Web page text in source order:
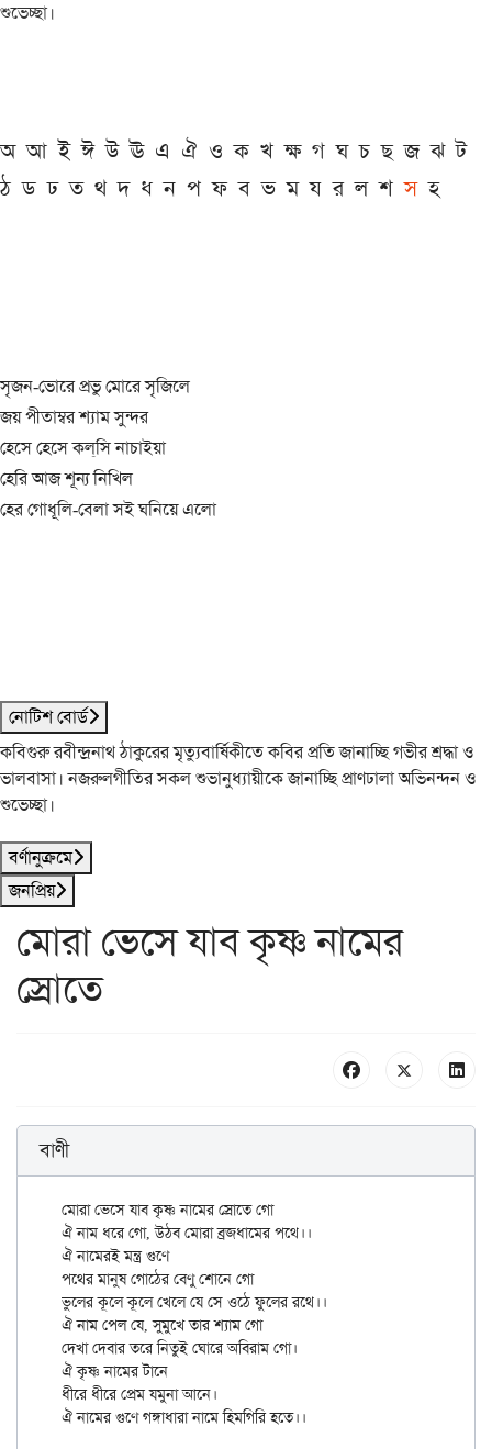
শুভেচ্ছা।
অ আ ই ঈ উ ঊ এ ঐ ও ক খ ক্ষ গ ঘ চ ছ জ ঝ ট
ঠ ড ঢ ত থ দ ধ ন প ফ ব ভ ম য র ল শ স হ
সৃজন-ভোরে প্রভু মোরে সৃজিলে
জয় পীতাম্বর শ্যাম সুন্দর
হেসে হেসে কল্‌সি নাচাইয়া
হেরি আজ শূন্য নিখিল
হের গোধূলি-বেলা সই ঘনিয়ে এলো
নোটিশ বোর্ড
কবিগুরু রবীন্দ্রনাথ ঠাকুরের মৃত্যুবার্ষিকীতে কবির প্রতি জানাচ্ছি গভীর শ্রদ্ধা ও
ভালবাসা। নজরুলগীতির সকল শুভানুধ্যায়ীকে জানাচ্ছি প্রাণঢালা অভিনন্দন ও
শুভেচ্ছা।
বর্ণানুক্রমে
জনপ্রিয়
মোরা ভেসে যাব কৃষ্ণ নামের
স্রোতে
বাণী
মোরা ভেসে যাব কৃষ্ণ নামের স্রোতে গো
ঐ নাম ধরে গো, উঠব মোরা ব্রজধামের পথে।।
ঐ নামেরই মন্ত্র গুণে
পথের মানুষ গোঠের বেণু শোনে গো
ভুলের কূলে কূলে খেলে যে সে ওঠে ফুলের রথে।।
ঐ নাম পেল যে, সুমুখে তার শ্যাম গো
দেখা দেবার তরে নিতুই ঘোরে অবিরাম গো।
ঐ কৃষ্ণ নামের টানে
ধীরে ধীরে প্রেম যমুনা আনে।